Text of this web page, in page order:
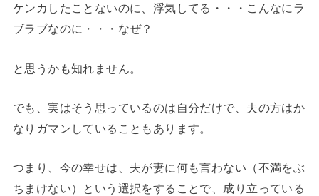
ケンカしたことないのに、浮気してる・・・こんなにラ
ブラブなのに・・・なぜ？
と思うかも知れません。
でも、実はそう思っているのは自分だけで、夫の方はか
なりガマンしていることもあります。
つまり、今の幸せは、夫が妻に何も言わない（不満をぶ
ちまけない）という選択をすることで、成り立っている